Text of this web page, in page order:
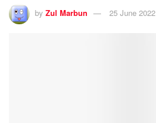
by Zul Marbun 25 June 2022